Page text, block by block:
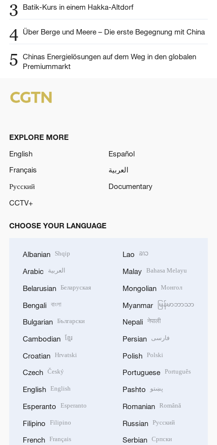
3 Batik-Kurs in einem Hakka-Altdorf
4 Über Berge und Meere – Die erste Begegnung mit China
5
Chinas Energielösungen auf dem Weg in den globalen
Premiummarkt
EXPLORE MORE
English
Español
Français
العربية
Русский
Documentary
CCTV+
CHOOSE YOUR LANGUAGE
Albanian Shqip
Arabic العربية
Belarusian Беларуская
Bengali বাংলা
Bulgarian Български
Cambodian ខ្មែរ
Croatian Hrvatski
Czech Český
English English
Esperanto Esperanto
Filipino Filipino
French Français
Lao ລາວ
Malay Bahasa Melayu
Mongolian Монгол
Myanmar မြန်မာဘာသာ
Nepali नेपाली
Persian فارسی
Polish Polski
Portuguese Português
Pashto پښتو
Romanian Română
Russian Русский
Serbian Српски